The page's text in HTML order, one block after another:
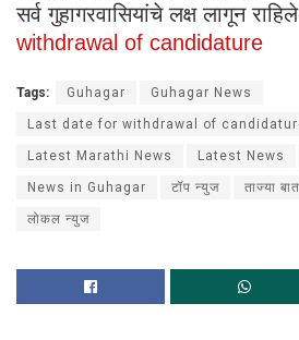
सर्व गुहागरवासियांचे लक्ष लागून
withdrawal of candidature
Tags: Guhagar Guhagar News
Last date for withdrawal of
Latest Marathi News Latest News
News in Guhagar टॉप न्युज ताज्या
लोकल न्युज